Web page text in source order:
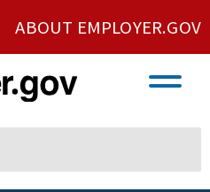
ABOUT EMPLOYER.GOV